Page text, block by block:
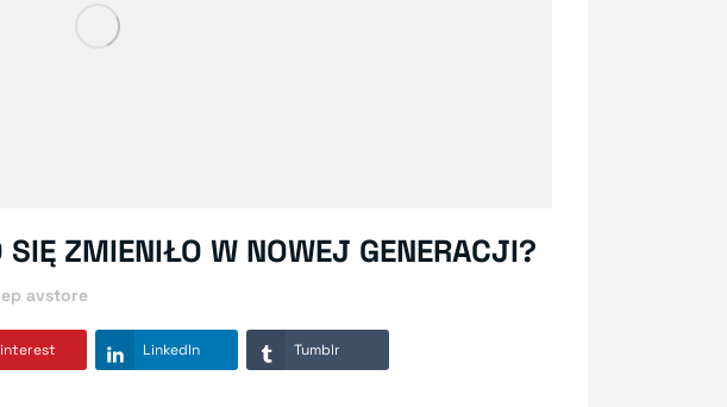
SIĘ ZMIENIŁO W NOWEJ GENERACJI?
avstore
LinkedIn Tumblr